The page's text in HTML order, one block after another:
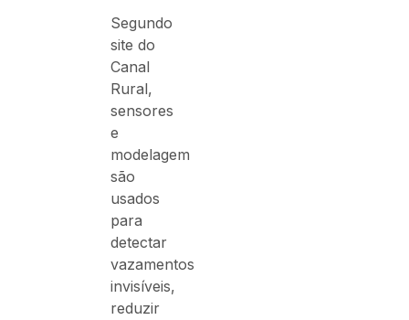
Segundo
site do
Canal
Rural,
sensores
e
modelagem
são
usados
para
detectar
vazamentos
invisíveis,
reduzir